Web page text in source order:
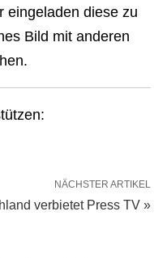
eingeladen diese zu
Bild mit anderen
NÄCHSTER ARTIKEL
verbietet Press TV »